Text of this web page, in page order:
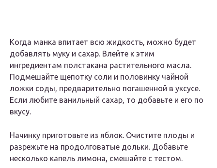
Когда манка впитает всю жидкость, можно будет
добавлять муку и сахар. Влейте к этим
ингредиентам полстакана растительного масла.
Подмешайте щепотку соли и половинку чайной
ложки соды, предварительно погашенной в уксусе.
Если любите ванильный сахар, то добавьте и его по
вкусу.
Начинку приготовьте из яблок. Очистите плоды и
разрежьте на продолговатые дольки. Добавьте
несколько капель лимона, смешайте с тестом.